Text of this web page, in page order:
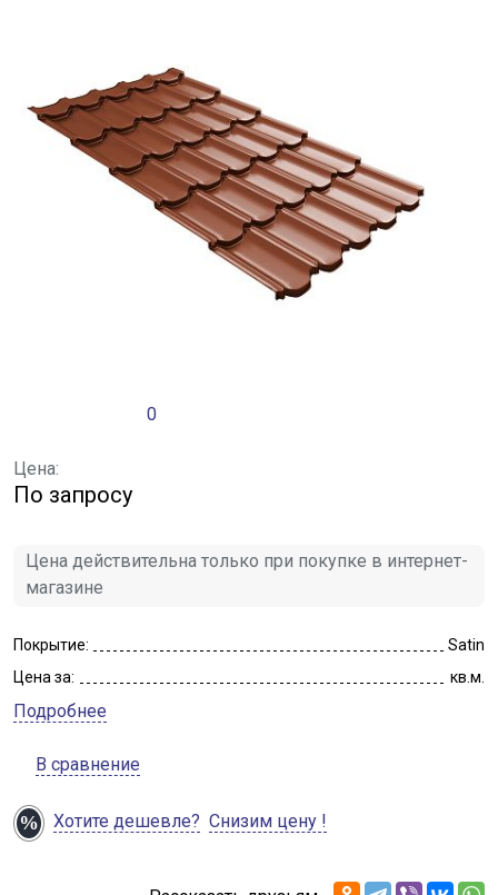
0
Цена:
По запросу
Цена действительна только при покупке в интернет-
магазине
Покрытие:
Satin
Цена за:
кв.м.
Подробнее
В сравнение
Хотите дешевле? Снизим цену !